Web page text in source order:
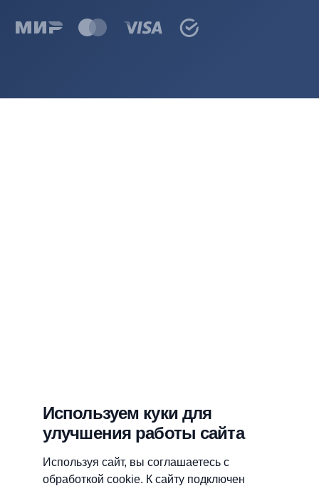
Используем куки для
улучшения работы сайта
Используя сайт, вы соглашаетесь с
обработкой cookie. К сайту подключен